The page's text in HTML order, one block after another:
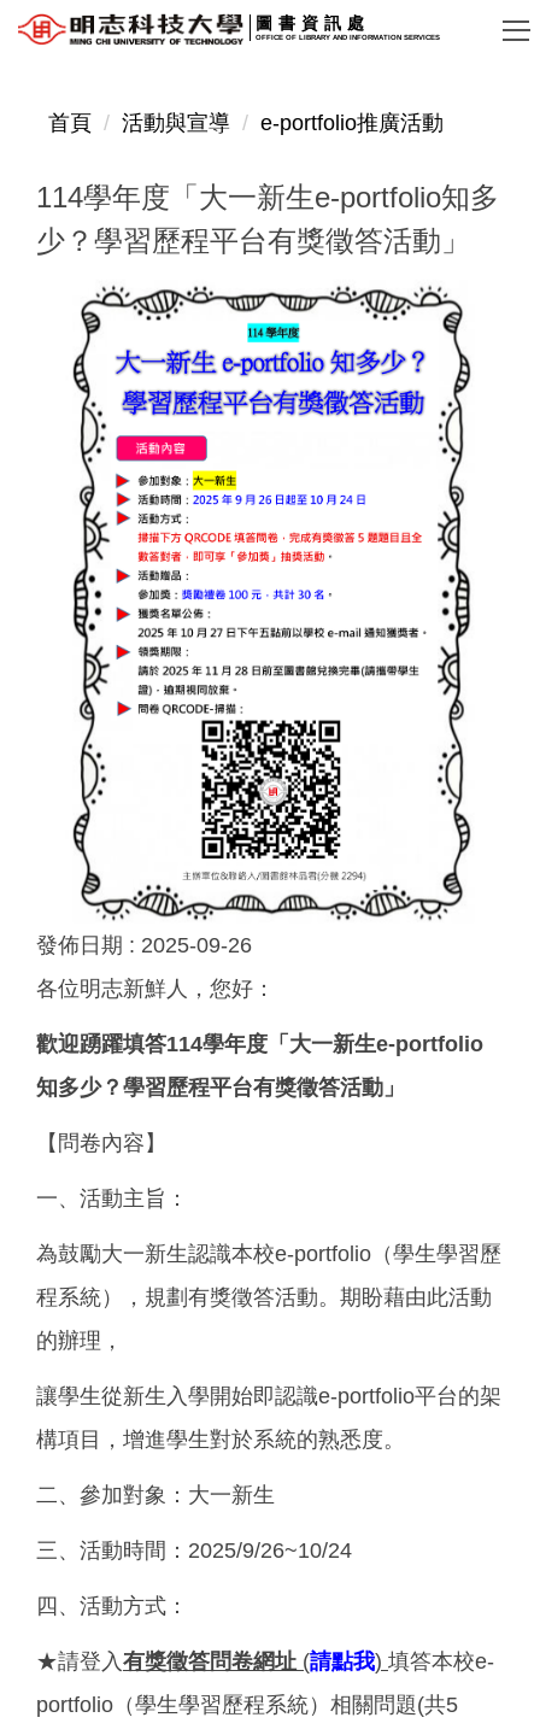
跳
圖書資訊處
OFFICE OF LIBRARY AND INFORMATION SERVICES
首頁 活動與宣導 e-portfolio推廣活動
114學年度「大一新生e-portfolio知多
少？學習歷程平台有獎徵答活動」
發佈日期 : 2025-09-26
各位明志新鮮人，您好：
歡迎踴躍填答114學年度「大一新生e-portfolio
知多少？學習歷程平台有獎徵答活動」
【問卷內容】
一、活動主旨：
為鼓勵大一新生認識本校e-portfolio（學生學習歷
程系統），規劃有獎徵答活動。期盼藉由此活動
的辦理，
讓學生從新生入學開始即認識e-portfolio平台的架
構項目，增進學生對於系統的熟悉度。
二、參加對象：大一新生
三、活動時間：2025/9/26~10/24
四、活動方式：
★請登入有獎徵答問卷網址 (請點我) 填答本校e-
portfolio（學生學習歷程系統）相關問題(共5